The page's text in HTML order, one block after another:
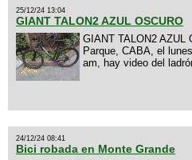
25/12/24 13:04
GIANT TALON2 AZUL OSCURO
GIANT TALON2 AZUL
Parque, CABA, el
am, hay video del
24/12/24 08:41
Bici robada en Monte Grande